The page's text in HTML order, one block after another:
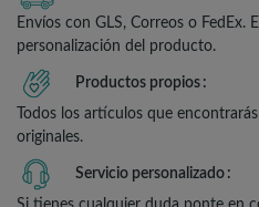
Envíos con GLS, Correos o FedEx.
personalización del producto.
Productos propios
Todos los artículos que
originales.
Servicio personalizado